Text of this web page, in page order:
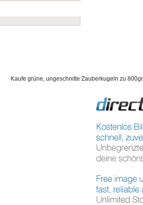
Kaufe grüne, ungeschnitte Zauberkugeln zu